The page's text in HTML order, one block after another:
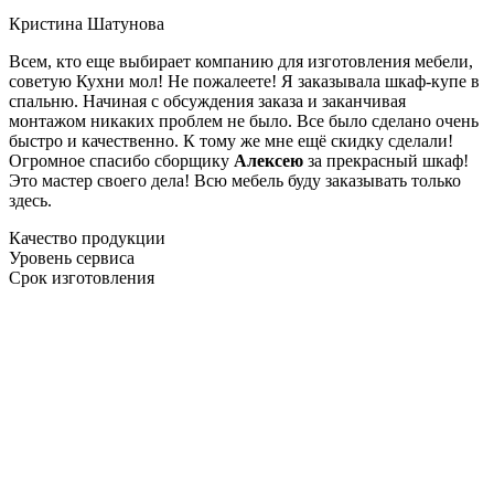
Кристина Шатунова
Всем, кто еще выбирает компанию для изготовления мебели,
советую Кухни мол! Не пожалеете! Я заказывала шкаф-купе в
спальню. Начиная с обсуждения заказа и заканчивая
монтажом никаких проблем не было. Все было сделано очень
быстро и качественно. К тому же мне ещё скидку сделали!
Огромное спасибо сборщику Алексею за прекрасный шкаф!
Это мастер своего дела! Всю мебель буду заказывать только
здесь.
Качество продукции
Уровень сервиса
Срок изготовления